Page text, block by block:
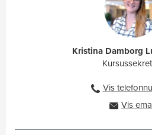
Kristina Damborg
Vis
Vis